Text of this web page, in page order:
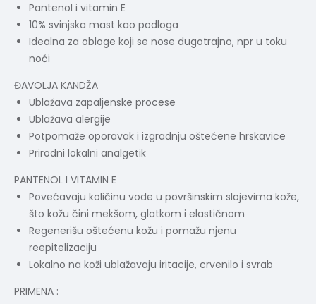
Pantenol i vitamin E
10% svinjska mast kao podloga
Idealna za obloge koji se nose dugotrajno, npr u toku
noći
ĐAVOLJA KANDŽA
Ublažava zapaljenske procese
Ublažava alergije
Potpomaže oporavak i izgradnju oštećene hrskavice
Prirodni lokalni analgetik
PANTENOL I VITAMIN E
Povećavaju količinu vode u površinskim slojevima kože,
što kožu čini mekšom, glatkom i elastičnom
Regenerišu oštećenu kožu i pomažu njenu
reepitelizaciju
Lokalno na koži ublažavaju iritacije, crvenilo i svrab
PRIMENA :